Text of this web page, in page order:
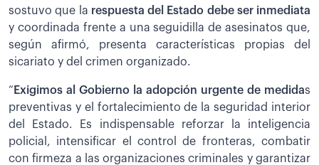
sostuvo que la respuesta del Estado debe ser inmediata
y coordinada frente a una seguidilla de asesinatos que,
según afirmó, presenta características propias del
sicariato y del crimen organizado.
“ Exigimos al Gobierno la adopción urgente de medidas
preventivas y el fortalecimiento de la seguridad interior
del Estado. Es indispensable reforzar la inteligencia
policial, intensificar el control de fronteras, combatir
con firmeza a las organizaciones criminales y garantizar